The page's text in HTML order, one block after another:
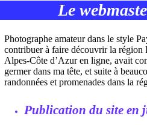
Le
Photographe amateur dans le style
contribuer à faire découvrir la région
Alpes-Côte d’Azur en ligne, avait
germer dans ma tête, et suite à
randonnées et promenades dans la
Publication du site en